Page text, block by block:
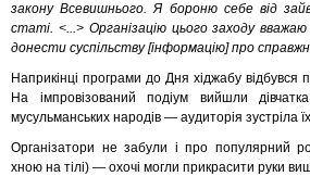
закону Всевишнього. Я бороню себе від
статі. <...> Організацію цього заходу
донести суспільству [інформацію] про
Наприкінці програми до Дня хіджабу відбувся
На імпровізований подіум вийшли
мусульманських народів — аудиторія зустріла
Організатори не забули і про популярний
хною на тілі) — охочі могли прикрасити руки